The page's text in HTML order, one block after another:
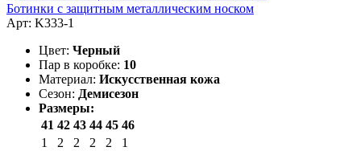
Ботинки с защитным металлическим носком
Арт: K333-1
Цвет: Черный
Пар в коробке: 10
Материал: Искусственная кожа
Сезон: Демисезон
Размеры:
41 42 43 44 45 46
1
2 2 2 2
1